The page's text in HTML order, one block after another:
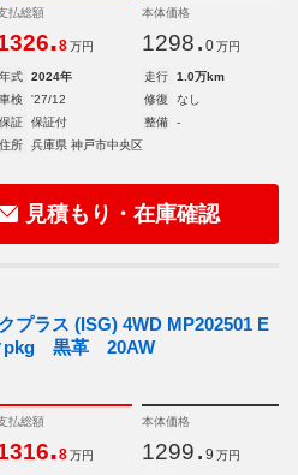
払総額
.8 万円
本体価格
1298. 0 万円
年式 2024年 走行
1.0万km
車検
'27/12 修復
なし
保証
保証付 整備
-
住所
兵庫県 神戸市中央区
見積もり・在庫確認
プラス (ISG) 4WD MP202501 E
pkg 黒革 20AW
払総額
.8 万円
本体価格
1299. 9 万円